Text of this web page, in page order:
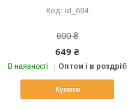
id_694
699 ₴
649 ₴
В наявності Оптом і в роздріб
Купити